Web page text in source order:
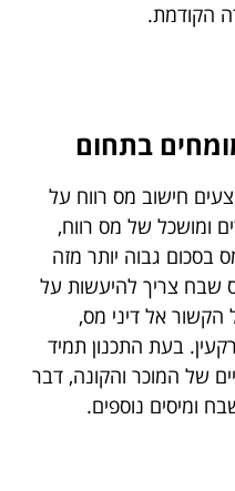
הקודמת.
בתחום
חישוב מס רווח על
ומושכל של מס רווח,
בסכום גבוה יותר מזה
שבח צריך להיעשות על
הקשור אל דיני מס,
בעת התכנון תמיד
של המוכר והקונה, דבר
ומיסים נוספים.